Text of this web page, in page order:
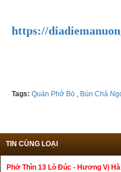
https://
Tags: Quán Phở Bò Bún Chả
TIN CÙNG LOẠI
Phở Thìn 13 Lò Đúc - Hương Vị Hà